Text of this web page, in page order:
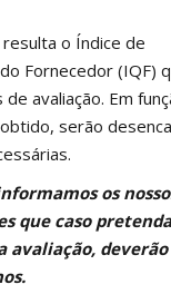
resulta o Índice de
Fornecedor (IQF)
avaliação. Em
serão
os
que caso
avaliação, deverão